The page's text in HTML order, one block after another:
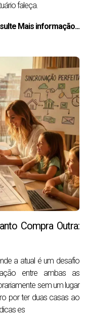
faleça.
Mais informação...
Compra Outra:
a atual é um desafio
entre ambas as
sem um lugar
por ter duas casas ao
es